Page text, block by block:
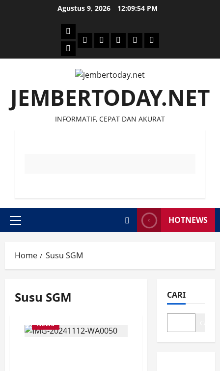
Agustus 9, 2026 12:09:54 PM
Beranda
News
PolitikOtomotifEkonomiSosialtentang
JEMBERTODAY.NET
INFORMATIF, CEPAT DAN AKURAT
Primary
HOTNEWS
Home Susu SGM
Susu SGM
NEWS
CARI